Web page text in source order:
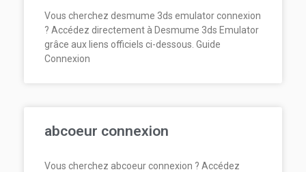
Vous cherchez desmume 3ds emulator connexion
? Accédez directement à Desmume 3ds Emulator
grâce aux liens officiels ci-dessous. Guide
Connexion
abcoeur connexion
Vous cherchez abcoeur connexion ? Accédez